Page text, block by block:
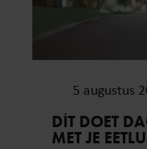
5 augustus
DÍT DOET
MET JE